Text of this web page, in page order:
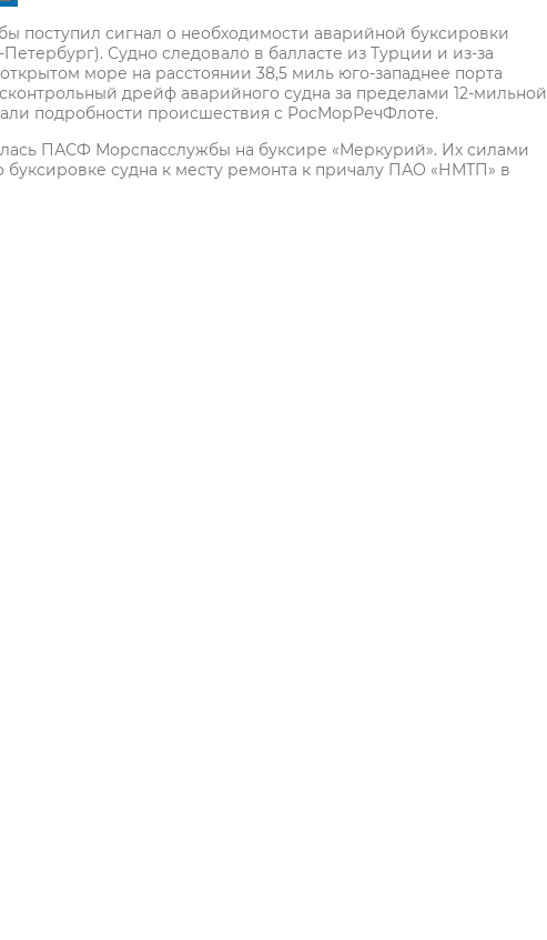
сигнал о необходимости аварийной буксировки
Судно следовало в балласте из Турции и из-за
море на расстоянии 38,5 миль юго-западнее порта
дрейф аварийного судна за пределами 12-мильной
подробности происшествия с РосМорРечФлоте.
ПАСФ Морспасслужбы на буксире «Меркурий». Их силами
судна к месту ремонта к причалу ПАО «НМТП» в